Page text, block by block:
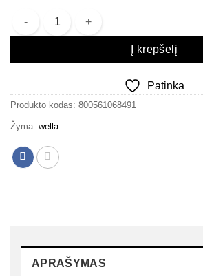
produkto kiekis: Dažų maišytuvas Wella
Į krepšelį
Patinka
Produkto kodas: 800561068491
Žyma: wella
APRAŠYMAS